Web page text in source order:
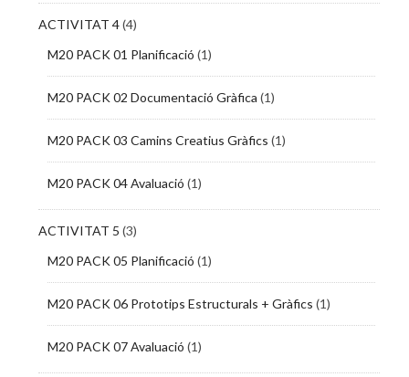
ACTIVITAT 4(4)
M20 PACK 01 Planificació (1)
M20 PACK 02 Documentació Gràfica (1)
M20 PACK 03 Camins Creatius Gràfics (1)
M20 PACK 04 Avaluació (1)
ACTIVITAT 5 (3)
M20 PACK 05 Planificació (1)
M20 PACK 06 Prototips Estructurals + Gràfics (1)
M20 PACK 07 Avaluació (1)